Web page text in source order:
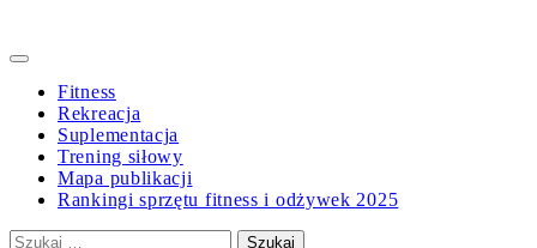
Primary
Fitness
Rekreacja
Suplementacja
Trening siłowy
Mapa publikacji
Rankingi sprzętu fitness i odżywek 2025
Szukaj: